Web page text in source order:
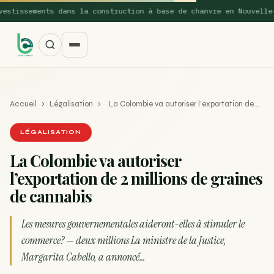
dans la construction à base de chanvre en Nouvelle-
SUGGESTIONS POPULAIRES
Une nouvelle étude montre que la vaporisation du
La recette du Space Cake
Recette : Préparation du beurre de Marrakech
Accueil › Légalisation › La Colombie va autoriser l’exportation de…
LÉGALISATION
La Colombie va autoriser
l’exportation de 2 millions de graines
de cannabis
Les mesures gouvernementales aideront-elles à stimuler le
commerce? — deux millions La ministre de la Justice,
Margarita Cabello, a annoncé…